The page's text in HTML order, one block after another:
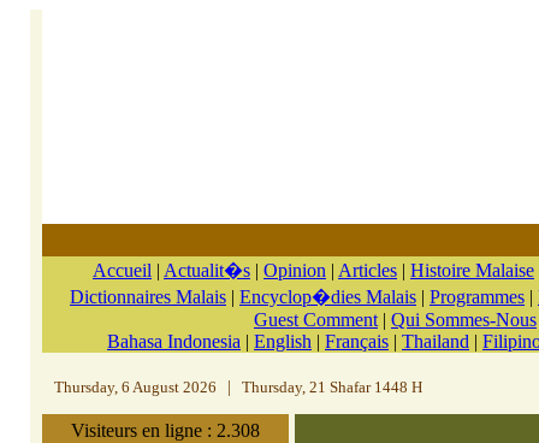
Accueil | Actualit�s | Opinion | Articles | Histoire Malaise
Dictionnaires Malais | Encyclop�dies Malais | Programmes |
Guest Comment | Qui Sommes-Nous
Bahasa Indonesia | English | Français | Thailand |
Thursday, 6 August 2026 Thursday, 21 Shafar 1448 H
Visiteurs en ligne : 2.308